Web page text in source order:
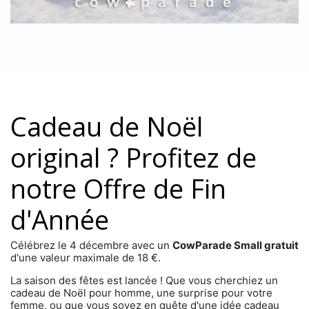
Cadeau de Noël
original ? Profitez de
notre Offre de Fin
d'Année​
Célébrez le 4 décembre avec un CowParade Small gratuit
d'une valeur maximale de 18 €.
La saison des fêtes est lancée ! Que vous cherchiez un
cadeau de Noël pour homme, une surprise pour votre
femme, ou que vous soyez en quête d'une idée cadeau